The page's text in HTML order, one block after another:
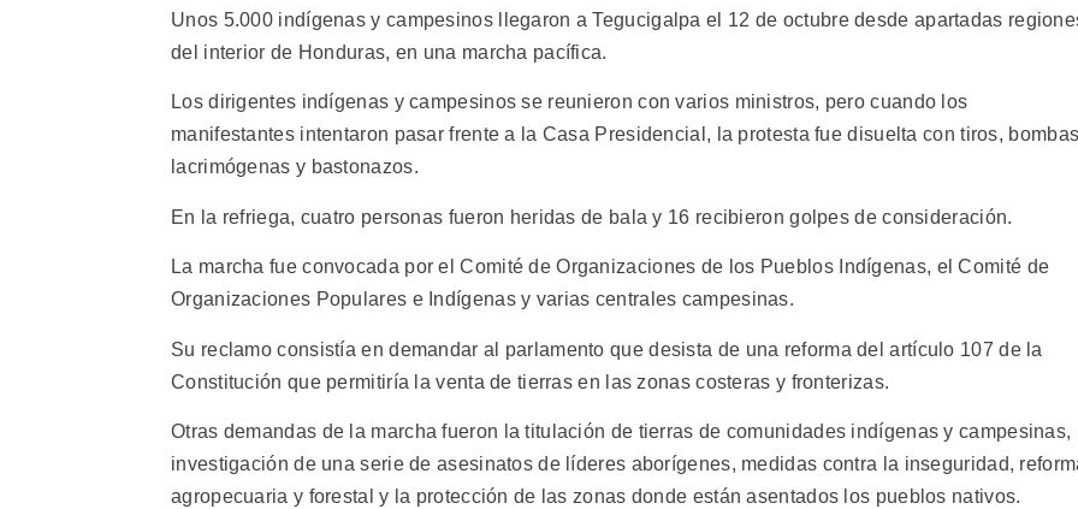
Unos 5.000 indígenas y campesinos llegaron a Tegucigalpa el 12 de octubre desde apartadas
del interior de Honduras, en una marcha pacífica.
Los dirigentes indígenas y campesinos se reunieron con varios ministros, pero cuando los
manifestantes intentaron pasar frente a la Casa Presidencial, la protesta fue disuelta con tiros,
lacrimógenas y bastonazos.
En la refriega, cuatro personas fueron heridas de bala y 16 recibieron golpes de consideración.
La marcha fue convocada por el Comité de Organizaciones de los Pueblos Indígenas, el Comité de
Organizaciones Populares e Indígenas y varias centrales campesinas.
Su reclamo consistía en demandar al parlamento que desista de una reforma del artículo 107 de la
Constitución que permitiría la venta de tierras en las zonas costeras y fronterizas.
Otras demandas de la marcha fueron la titulación de tierras de comunidades indígenas y campesinas,
investigación de una serie de asesinatos de líderes aborígenes, medidas contra la inseguridad,
agropecuaria y forestal y la protección de las zonas donde están asentados los pueblos nativos.